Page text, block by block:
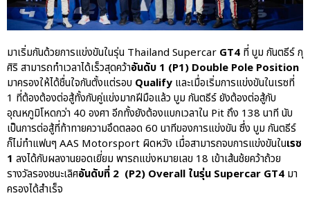
AAS Porsche
Bentley
career
news
Porsche
Uncategorized
มาเริ่มกันด้วยการแข่งขันในรุ่น Thailand Supercar GT4 ที่ บูม กันตธีร์ กุ
ศิริ สามารถทำเวลาได้เร็วสุดคว้าอันดับ 1 (P1) Double Pole Position
มาครองให้ได้ชื่นใจกันตั้งแต่รอบ Qualify และเมื่อเริ่มการแข่งขันในเรซที่
1 ที่ต้องต้องต่อสู้ทั้งกับคู่แข่งมากฝีมือแล้ว บูม กันตธีร์ ยังต้องต่อสู้กับ
อุณหภูมิโหดกว่า 40 องศา อีกทั้งยังต้องแบกเวลาใน Pit ถึง 138 นาที นับ
เป็นการต่อสู้ที่ท้าทายความอึดตลอด 60 นาทีของการแข่งขัน ซึ่ง บูม กันตธีร์
ก็ไม่ทำแฟนๆ AAS Motorsport ผิดหวัง เมื่อสามารถจบการแข่งขันในเรซ
1 ลงได้กับผลงานยอดเยี่ยม พารถแข่งหมายเลข 18 เข้าเส้นช้ยคว้าถ้วย
รางวัลรองชนะเลิศอันดับที่ 2 (P2) Overall ในรุ่น Supercar GT4 มา
ครองได้สำเร็จ